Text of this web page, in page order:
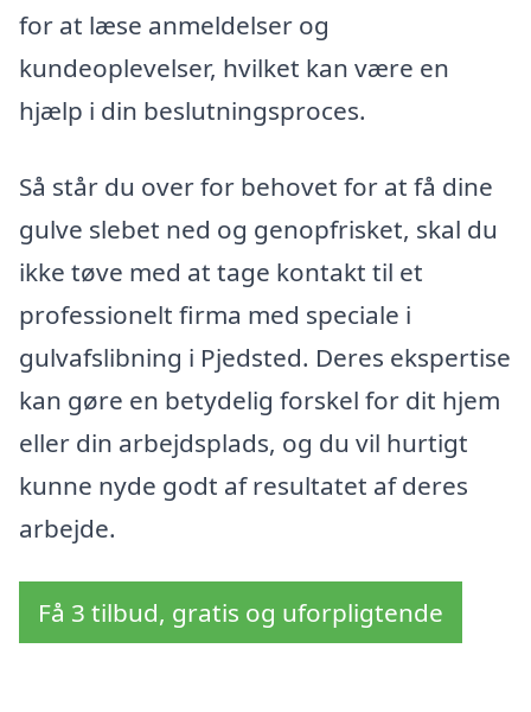
for at læse anmeldelser og
kundeoplevelser, hvilket kan være en
hjælp i din beslutningsproces.
Så står du over for behovet for at få dine
gulve slebet ned og genopfrisket, skal du
ikke tøve med at tage kontakt til et
professionelt firma med speciale i
gulvafslibning i Pjedsted. Deres ekspertise
kan gøre en betydelig forskel for dit hjem
eller din arbejdsplads, og du vil hurtigt
kunne nyde godt af resultatet af deres
arbejde.
Få 3 tilbud, gratis og uforpligtende